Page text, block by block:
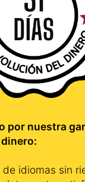
por nuestra
idiomas sin